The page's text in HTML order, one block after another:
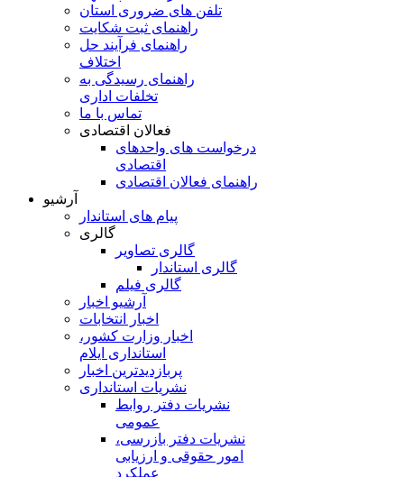
تلفن های ضروری استان
راهنمای ثبت شکایت
راهنمای فرآیند حل
اختلاف
راهنمای رسیدگی به
تخلفات اداری
تماس با ما
فعالان اقتصادی
درخواست های واحدهای
اقتصادی
راهنمای فعالان اقتصادی
آرشیو
پیام های استاندار
گالری
گالری تصاویر
گالری استاندار
گالری فیلم
آرشیو اخبار
اخبار انتخابات
اخبار وزارت کشور،
استانداری ایلام
پربازدیدترین اخبار
نشریات استانداری
نشریات دفتر روابط
عمومی
نشريات دفتر بازرسی،
امور حقوقی و ارزيابی
عملکرد